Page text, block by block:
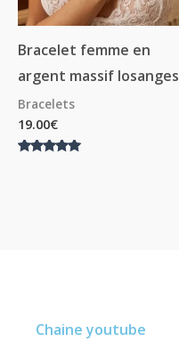
Bracelet femme en
argent massif losanges
Bracelets
19.00€
Chaine youtube